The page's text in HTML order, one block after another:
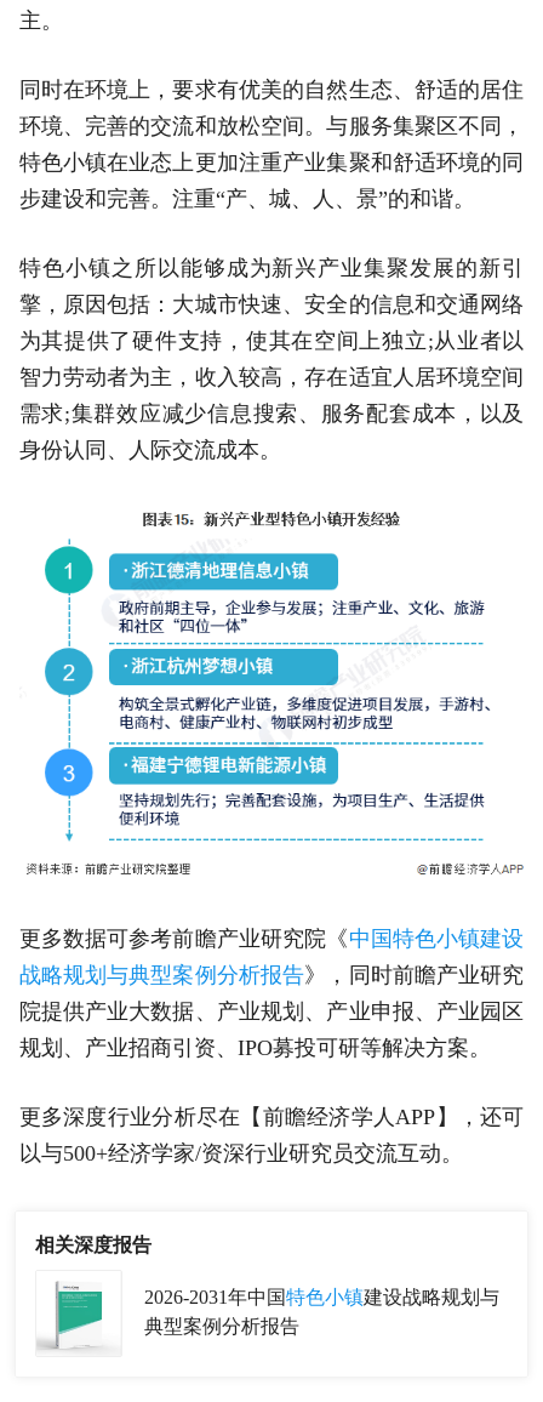
主。
同时在环境上，要求有优美的自然生态、舒适的居住
环境、完善的交流和放松空间。与服务集聚区不同，
特色小镇在业态上更加注重产业集聚和舒适环境的同
步建设和完善。注重“产、城、人、景”的和谐。
特色小镇之所以能够成为新兴产业集聚发展的新引
擎，原因包括：大城市快速、安全的信息和交通网络
为其提供了硬件支持，使其在空间上独立;从业者以
智力劳动者为主，收入较高，存在适宜人居环境空间
需求;集群效应减少信息搜索、服务配套成本，以及
身份认同、人际交流成本。
更多数据可参考前瞻产业研究院《中国特色小镇建设
战略规划与典型案例分析报告》，同时前瞻产业研究
院提供产业大数据、产业规划、产业申报、产业园区
规划、产业招商引资、IPO募投可研等解决方案。
更多深度行业分析尽在【前瞻经济学人APP】，还可
以与500+经济学家/资深行业研究员交流互动。
相关深度报告
2026-2031年中国特色小镇建设战略规划与
典型案例分析报告